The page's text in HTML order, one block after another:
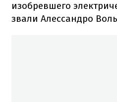
изобревшего
звали Алессандро